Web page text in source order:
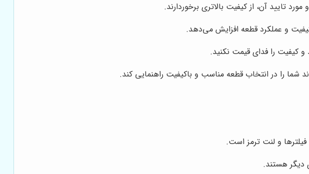
تایید آن، از کیفیت بالاتری برخوردارند.
کیفیت و عملکرد قطعه افزایش می‌دهد.
کیفیت را فدای قیمت نکنید.
شما را در انتخاب قطعه مناسب و باکیفیت راهنمایی کند.
و لنت ترمز است.
دیگر هستند.